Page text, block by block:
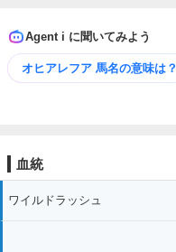
Agent i に聞いてみよう
オヒアレフア 馬名の意味は？
血統
ワイルドラッシュ